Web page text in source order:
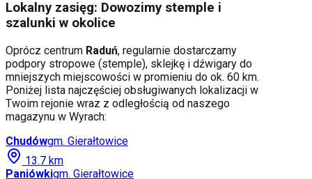
Lokalny zasięg: Dowozimy stemple i
szalunki w okolice
Oprócz centrum Raduń, regularnie dostarczamy
podpory stropowe (stemple), sklejkę i dźwigary do
mniejszych miejscowości w promieniu do ok. 60 km.
Poniżej lista najczęściej obsługiwanych lokalizacji w
Twoim rejonie wraz z odległością od naszego
magazynu w Wyrach:
Chudówgm. Gierałtowice
13.7 km
Paniówkigm. Gierałtowice